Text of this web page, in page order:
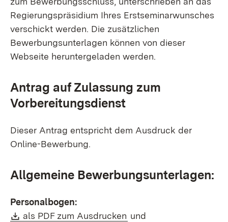
Regierungspräsidium Ihres Erstseminarwunsches
verschickt werden. Die zusätzlichen
Bewerbungsunterlagen können von dieser
Webseite heruntergeladen werden.
Antrag auf Zulassung zum
Vorbereitungsdienst
Dieser Antrag entspricht dem Ausdruck der
Online-Bewerbung.
Allgemeine Bewerbungsunterlagen:
Personalbogen:
Download:
als PDF zum Ausdrucken (Öffnet in neuem
und